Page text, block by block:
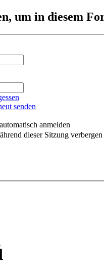
um in diesem
senden
anmelden
dieser Sitzung verbergen